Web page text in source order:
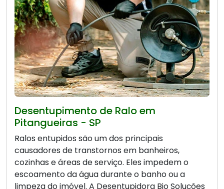
Desentupimento de Ralo em
Pitangueiras - SP
Ralos entupidos são um dos principais
causadores de transtornos em banheiros,
cozinhas e áreas de serviço. Eles impedem o
escoamento da água durante o banho ou a
limpeza do imóvel. A Desentupidora Bio Soluções